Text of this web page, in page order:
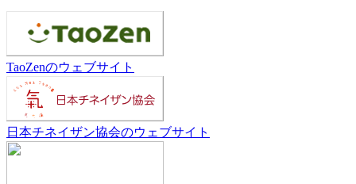
TaoZenのウェブサイト
日本チネイザン協会のウェブサイト